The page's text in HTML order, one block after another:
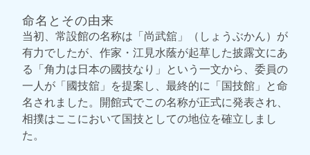
命名とその由来
当初、常設館の名称は「尚武舘」（しょうぶかん）が
有力でしたが、作家・江見水蔭が起草した披露文にあ
る「角力は日本の國技なり」という一文から、委員の
一人が「國技舘」を提案し、最終的に「国技館」と命
名されました。開館式でこの名称が正式に発表され、
相撲はここにおいて国技としての地位を確立しまし
た。